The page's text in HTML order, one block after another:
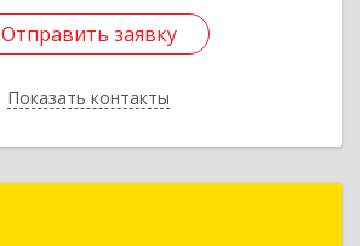
Отправить заявку
Показать контакты
Отправить заявку
Назад